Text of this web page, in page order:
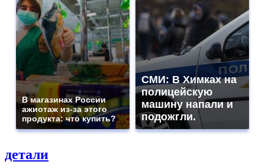
В магазинах России
ажиотаж из-за этого
продукта: что купить?
СМИ: В Химках на
полицейскую
машину напали и
подожгли.
детали